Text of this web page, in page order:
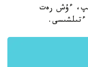
ءۇش رەت
ءتىلشىسى.